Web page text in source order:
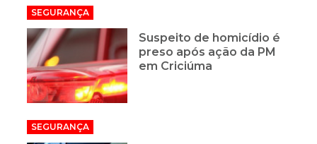
SEGURANÇA
Suspeito de homicídio é
preso após ação da PM
em Criciúma
SEGURANÇA